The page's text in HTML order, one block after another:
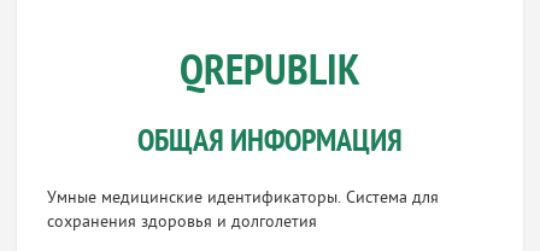
QREPUBLIK
ОБЩАЯ ИНФОРМАЦИЯ
Умные медицинские идентификаторы. Система для
сохранения здоровья и долголетия